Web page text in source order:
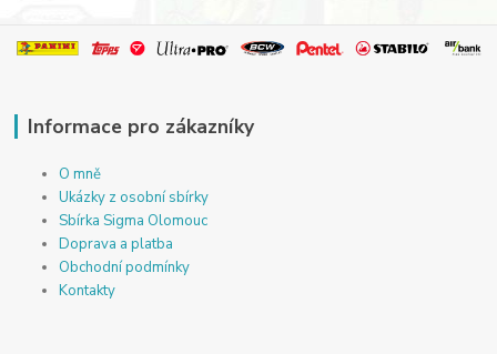
Informace pro zákazníky
O mně
Ukázky z osobní sbírky
Sbírka Sigma Olomouc
Doprava a platba
Obchodní podmínky
Kontakty